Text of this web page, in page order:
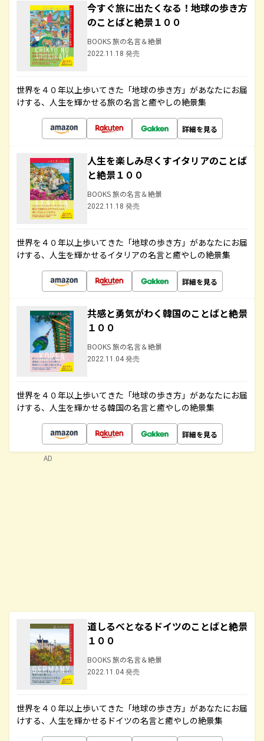
今すぐ旅に出たくなる！地球の歩き方
のことばと絶景１００
BOOKS 旅の名言＆絶景
2022.11.18 発売
世界を４０年以上歩いてきた「地球の歩き方」があなたにお届
けする、人生を輝かせる旅の名言と癒やしの絶景集
詳細を見る
人生を楽しみ尽くすイタリアのことば
と絶景１００
BOOKS 旅の名言＆絶景
2022.11.18 発売
世界を４０年以上歩いてきた「地球の歩き方」があなたにお届
けする、人生を輝かせるイタリアの名言と癒やしの絶景集
詳細を見る
共感と勇気がわく韓国のことばと絶景
１００
BOOKS 旅の名言＆絶景
2022.11.04 発売
世界を４０年以上歩いてきた「地球の歩き方」があなたにお届
けする、人生を輝かせる韓国の名言と癒やしの絶景集
詳細を見る
道しるべとなるドイツのことばと絶景
１００
BOOKS 旅の名言＆絶景
2022.11.04 発売
世界を４０年以上歩いてきた「地球の歩き方」があなたにお届
けする、人生を輝かせるドイツの名言と癒やしの絶景集
AD